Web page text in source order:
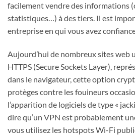
facilement vendre des informations
statistiques…) à des tiers. Il est
entreprise en qui vous avez
Aujourd’hui de nombreux sites web
HTTPS (Secure Sockets Layer),
dans le navigateur, cette option
protèges contre les fouineurs
l’apparition de logiciels de type «
dire qu’un VPN est probablement
vous utilisez les hotspots Wi-Fi